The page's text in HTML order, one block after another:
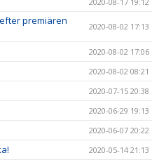
premiären
2020-08-02 17:13
2020-08-02 17:06
2020-08-02 08:21
2020-07-15 20:38
2020-06-29 19:13
2020-06-07 20:22
2020-05-14 21:13